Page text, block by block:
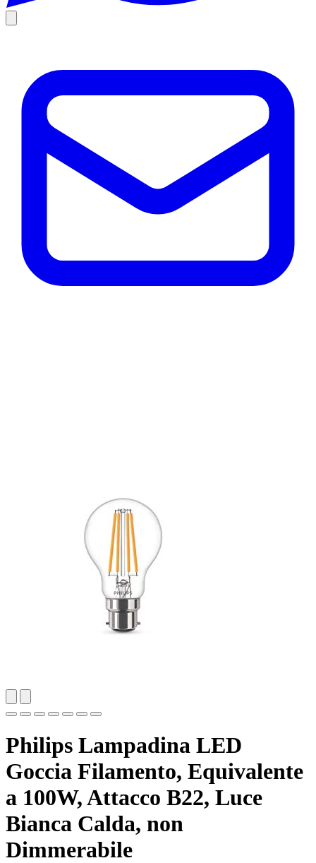
Philips Lampadina LED
Goccia Filamento, Equivalente
a 100W, Attacco B22, Luce
Bianca Calda, non
Dimmerabile